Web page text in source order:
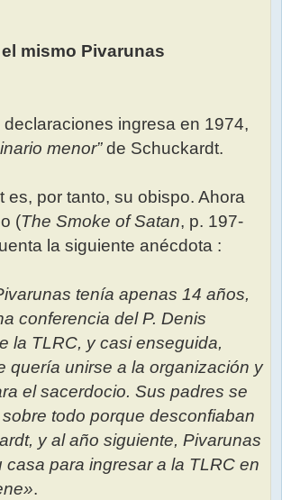
el mismo Pivarunas
ingresa en 1974,
menor”de Schuckardt.
es, por tanto, su obispo. Ahora
(The Smoke of Satan, p. 197-
la siguiente anécdota :
tenía apenas 14 años,
conferencia del P. Denis
la TLRC, y casi enseguida,
quería unirse a la organización y
el sacerdocio. Sus padres se
todo porque desconfiaban
y al año siguiente, Pivarunas
casa para ingresar a la TLRC en
.